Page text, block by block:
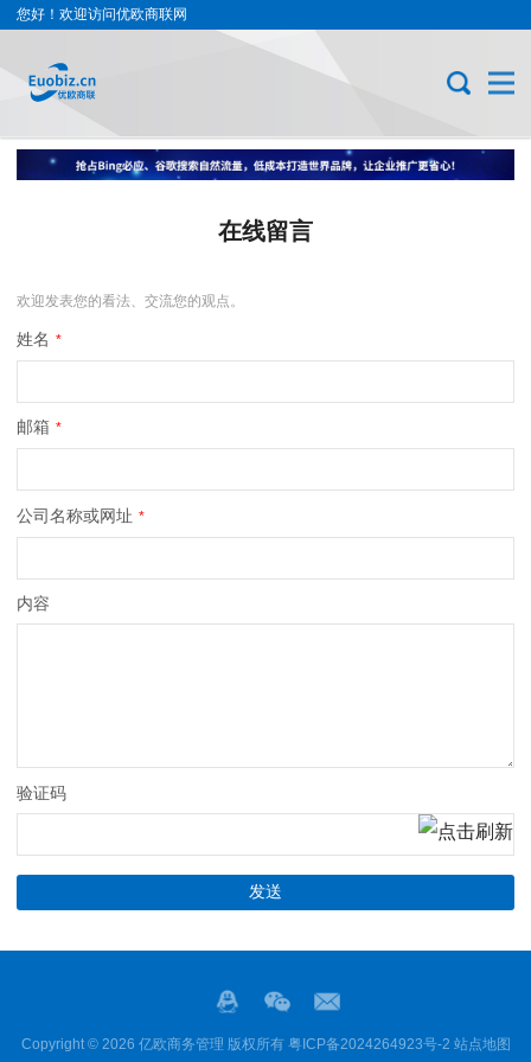
您好！欢迎访问优欧商联网
在线留言
欢迎发表您的看法、交流您的观点。
姓名 *
邮箱 *
公司名称或网址 *
内容
验证码
Copyright © 2026 亿欧商务管理 版权所有 粤ICP备2024264923号-2 站点地图